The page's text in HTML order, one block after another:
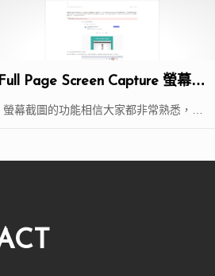
Full Page Screen Capture 螢幕截
圖的好幫手
螢幕截圖的功能相信大家都非常熟悉，